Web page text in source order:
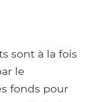
sont à la fois
le
fonds pour